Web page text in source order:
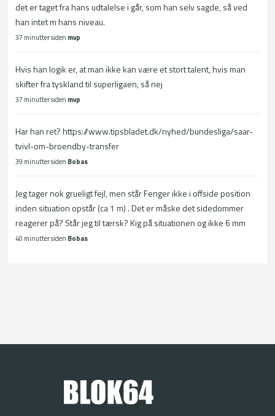
det er taget fra hans udtalelse i går, som han selv sagde, så ved
han intet m hans niveau.
37 minutter siden mvp
Hvis han logik er, at man ikke kan være et stort talent, hvis man
skifter fra tyskland til superligaen, så nej
37 minutter siden mvp
Har han ret? https://www.tipsbladet.dk/nyhed/bundesliga/saar-
tvivl-om-broendby-transfer
39 minutter siden Bobas
Jeg tager nok grueligt fejl, men står Fenger ikke i offside position
inden situation opstår (ca 1 m) . Det er måske det sidedommer
reagerer på? Står jeg til tærsk? Kig på situationen og ikke 6 mm
40 minutter siden Bobas